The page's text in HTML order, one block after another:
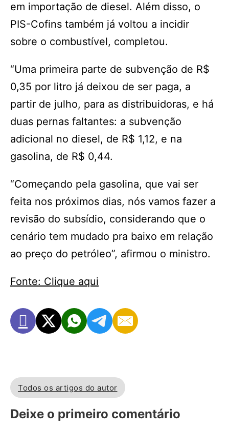
em importação de diesel. Além disso, o
PIS-Cofins também já voltou a incidir
sobre o combustível, completou.
“Uma primeira parte de subvenção de R$
0,35 por litro já deixou de ser paga, a
partir de julho, para as distribuidoras, e há
duas pernas faltantes: a subvenção
adicional no diesel, de R$ 1,12, e na
gasolina, de R$ 0,44.
“Começando pela gasolina, que vai ser
feita nos próximos dias, nós vamos fazer a
revisão do subsídio, considerando que o
cenário tem mudado pra baixo em relação
ao preço do petróleo”, afirmou o ministro.
Fonte: Clique aqui
Todos os artigos do autor
Deixe o primeiro comentário